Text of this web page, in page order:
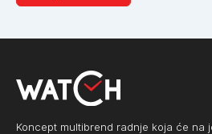
Koncept multibrend radnje koja će na